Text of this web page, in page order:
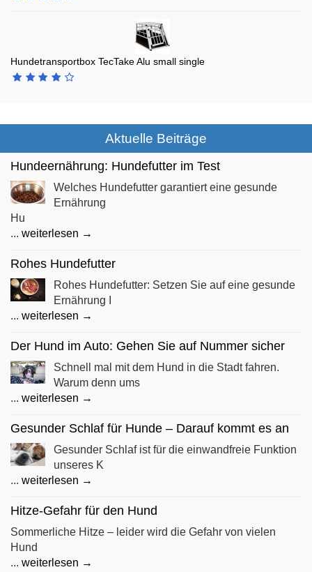
Hundetransportbox TecTake Alu small single
Aktuelle Beiträge
Hundeernährung: Hundefutter im Test
Welches Hundefutter garantiert eine gesunde
Ernährung
Hu
... weiterlesen →
Rohes Hundefutter
Rohes Hundefutter: Setzen Sie auf eine gesunde
Ernährung I
... weiterlesen →
Der Hund im Auto: Gehen Sie auf Nummer sicher
Schnell mal mit dem Hund in die Stadt fahren.
Warum denn ums
... weiterlesen →
Gesunder Schlaf für Hunde – Darauf kommt es an
Gesunder Schlaf ist für die einwandfreie Funktion
unseres K
... weiterlesen →
Hitze-Gefahr für den Hund
Sommerliche Hitze – leider wird die Gefahr von vielen
Hund
... weiterlesen →